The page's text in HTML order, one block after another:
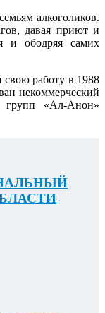
алкоголиков.
давая приют и
и ободряя самих
работу в 1988
некоммерческий
«Ал-Анон»